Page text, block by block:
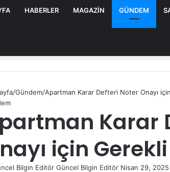
HABERLER MAGAZIN GÜNDEM
/Gündem/Apartman Karar Defteri Noter Onayı
Karar
için
Güncel Bilgin Editör S
Nisan 29, 2025